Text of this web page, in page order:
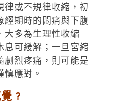
律或不規律收縮，初
經期時的悶痛與下腹
大多為生理性收縮
息可緩解；一旦宮縮
劇烈疼痛，則可能是
慎應對。
?